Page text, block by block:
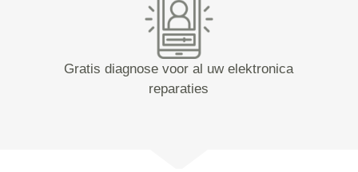
Gratis diagnose voor al uw elektronica
reparaties